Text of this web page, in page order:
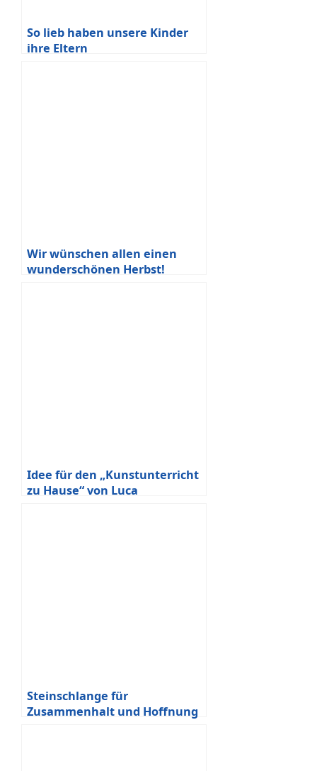
So lieb haben unsere Kinder
ihre Eltern
Wir wünschen allen einen
wunderschönen Herbst!
Idee für den „Kunstunterricht
zu Hause“ von Luca
Steinschlange für
Zusammenhalt und Hoffnung